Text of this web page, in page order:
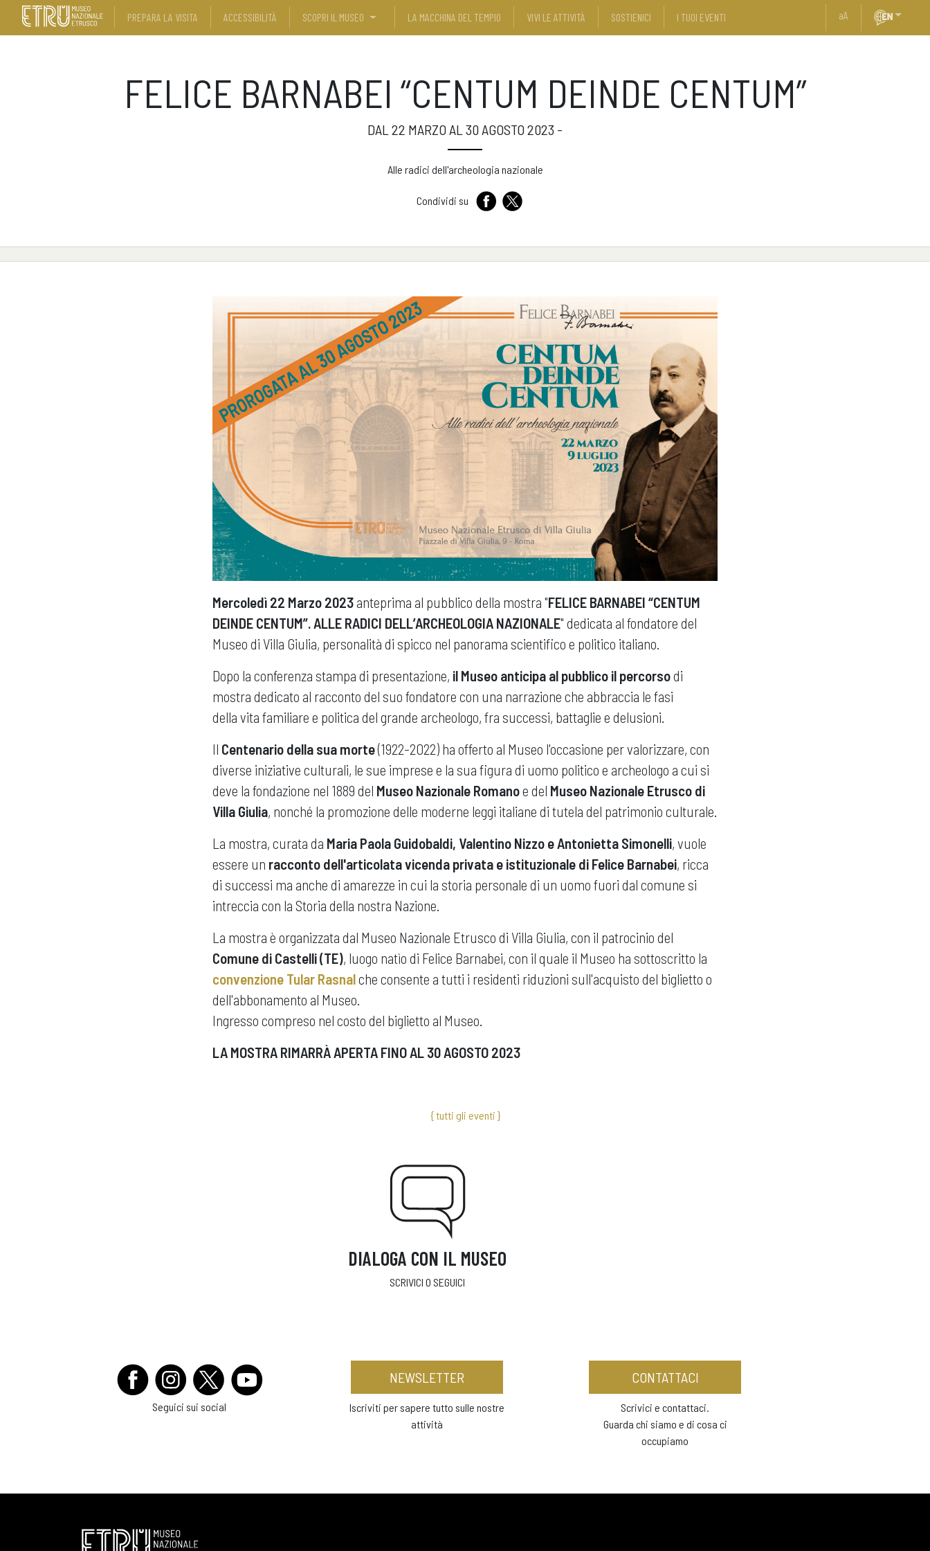
PREPARA LA VISITA ACCESSIBILITÀ SCOPRI IL MUSEO LA MACCHINA DEL TEMPIO VIVI LE ATTIVITÀ SOSTIENICI I TUOI EVENTI aA
FELICE BARNABEI “CENTUM DEINDE CENTUM”
DAL 22 MARZO AL 30 AGOSTO 2023 -
Alle radici dell'archeologia nazionale
Condividi su
Mercoledì 22 Marzo 2023 anteprima al pubblico della mostra "FELICE BARNABEI “CENTUM
DEINDE CENTUM”. ALLE RADICI DELL’ARCHEOLOGIA NAZIONALE" dedicata al fondatore del
Museo di Villa Giulia, personalità di spicco nel panorama scientifico e politico italiano.
Dopo la conferenza stampa di presentazione, il Museo anticipa al pubblico il percorsodi
mostra dedicato al racconto del suo fondatore con una narrazione che abbraccia le fasi
della vita familiare e politica del grande archeologo, fra successi, battaglie e delusioni.
Il Centenario della sua morte(1922-2022) ha offerto al Museo l'occasione per valorizzare, con
diverse iniziative culturali, le sue imprese e la sua figura di uomo politico e archeologo a cui si
deve la fondazione nel 1889 del Museo Nazionale Romanoe del Museo Nazionale Etrusco di
Villa Giulia, nonché la promozione delle moderne leggi italiane di tutela del patrimonio culturale.
La mostra, curata da Maria Paola Guidobaldi, Valentino Nizzo e Antonietta Simonelli, vuole
essere un racconto dell'articolata vicenda privata e istituzionale di Felice Barnabei, ricca
di successi ma anche di amarezze in cui la storia personale di un uomo fuori dal comune si
intreccia con la Storia della nostra Nazione.
La mostra è organizzata dal Museo Nazionale Etrusco di Villa Giulia, con il patrocinio del
Comune di Castelli (TE), luogo natìo di Felice Barnabei, con il quale il Museo ha sottoscritto la
convenzione Tular Rasnalche consente a tutti i residenti riduzioni sull'acquisto del biglietto o
dell'abbonamento al Museo.
Ingresso compreso nel costo del biglietto al Museo.
LA MOSTRA RIMARRÀ APERTA FINO AL 30 AGOSTO 2023
{ tutti gli eventi }
DIALOGA CON IL MUSEO
SCRIVICI O SEGUICI
Seguici sui social
NEWSLETTER
Iscriviti per sapere tutto sulle nostre
attività
CONTATTACI
Scrivici e contattaci.
Guarda chi siamo e di cosa ci
occupiamo